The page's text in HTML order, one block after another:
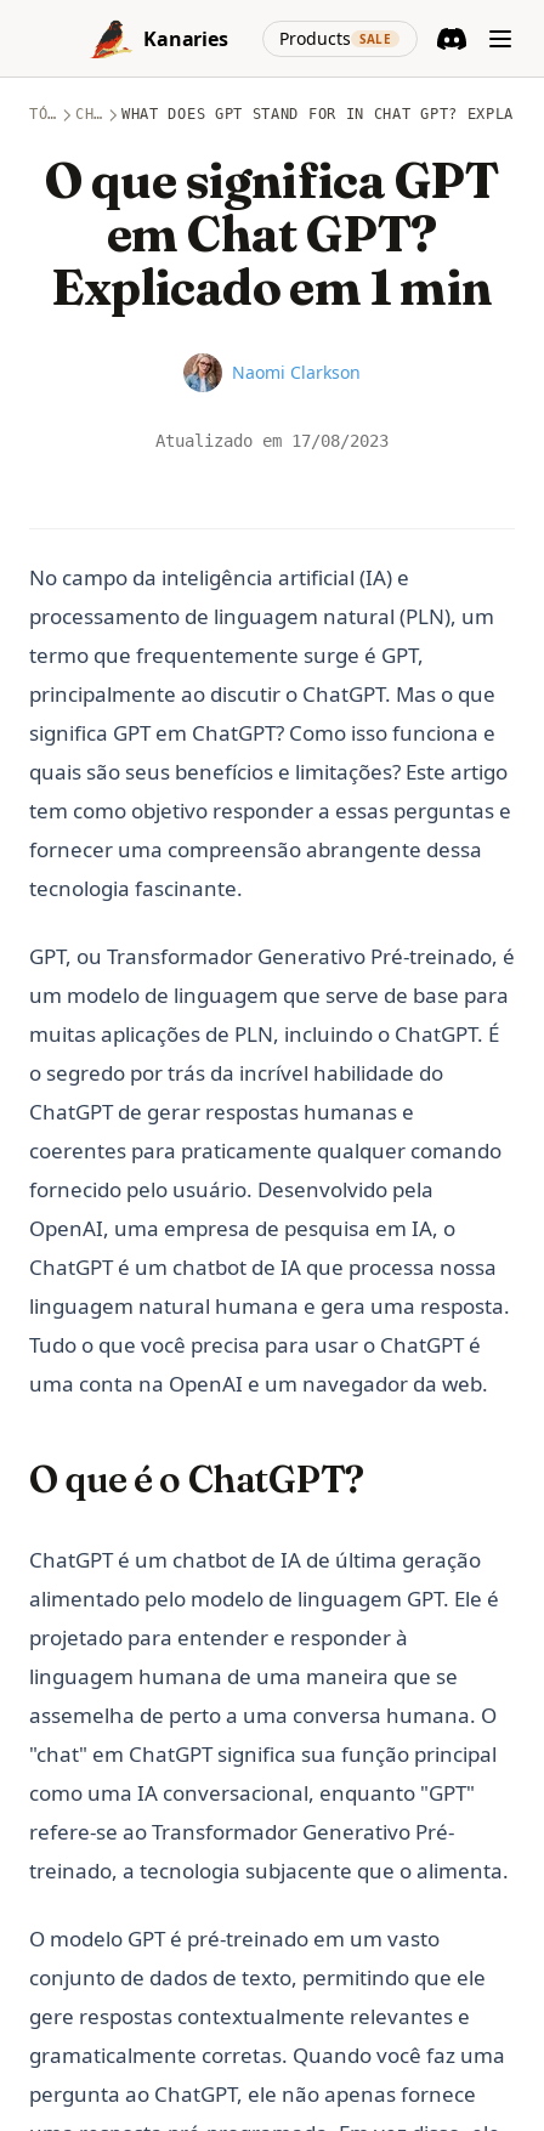
Skip to content
Kanaries
Products SALE
(opens in a
TÓPICOS CHATGPT WHAT DOES GPT STAND FOR IN CHAT GPT?
O que significa GPT
em Chat GPT?
Explicado em 1 min
Name
Naomi Clarkson
Atualizado em 17/08/2023
No campo da inteligência artificial (IA) e
processamento de linguagem natural (PLN), um
termo que frequentemente surge é GPT,
principalmente ao discutir o ChatGPT. Mas o que
significa GPT em ChatGPT? Como isso funciona e
quais são seus benefícios e limitações? Este artigo
tem como objetivo responder a essas perguntas e
fornecer uma compreensão abrangente dessa
tecnologia fascinante.
GPT, ou Transformador Generativo Pré-treinado, é
um modelo de linguagem que serve de base para
muitas aplicações de PLN, incluindo o ChatGPT. É
o segredo por trás da incrível habilidade do
ChatGPT de gerar respostas humanas e
coerentes para praticamente qualquer comando
fornecido pelo usuário. Desenvolvido pela
OpenAI, uma empresa de pesquisa em IA, o
ChatGPT é um chatbot de IA que processa nossa
linguagem natural humana e gera uma resposta.
Tudo o que você precisa para usar o ChatGPT é
uma conta na OpenAI e um navegador da web.
O que é o ChatGPT?
ChatGPT é um chatbot de IA de última geração
alimentado pelo modelo de linguagem GPT. Ele é
projetado para entender e responder à
linguagem humana de uma maneira que se
assemelha de perto a uma conversa humana. O
"chat" em ChatGPT significa sua função principal
como uma IA conversacional, enquanto "GPT"
refere-se ao Transformador Generativo Pré-
treinado, a tecnologia subjacente que o alimenta.
O modelo GPT é pré-treinado em um vasto
conjunto de dados de texto, permitindo que ele
gere respostas contextualmente relevantes e
gramaticalmente corretas. Quando você faz uma
pergunta ao ChatGPT, ele não apenas fornece